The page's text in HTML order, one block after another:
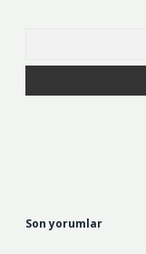
Son yorumlar